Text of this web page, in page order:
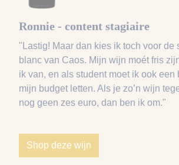
Ronnie - content stagiaire
"Lastig! Maar dan kies ik toch voor de
blanc van Caos. Mijn wijn moét fris
ik van, en als student moet ik ook een
mijn budget letten. Als je zo’n wijn
nog geen zes euro, dan ben ik om."
Shop deze wijn